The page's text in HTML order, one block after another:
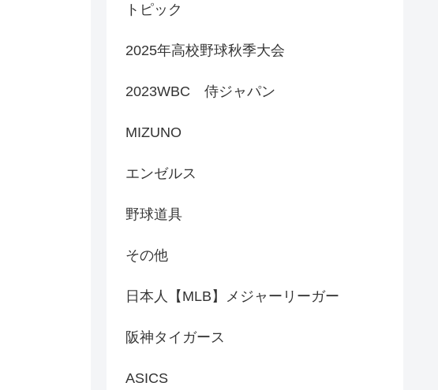
トピック
2025年高校野球秋季大会
2023WBC 侍ジャパン
MIZUNO
エンゼルス
野球道具
その他
日本人【MLB】メジャーリーガー
阪神タイガース
ASICS